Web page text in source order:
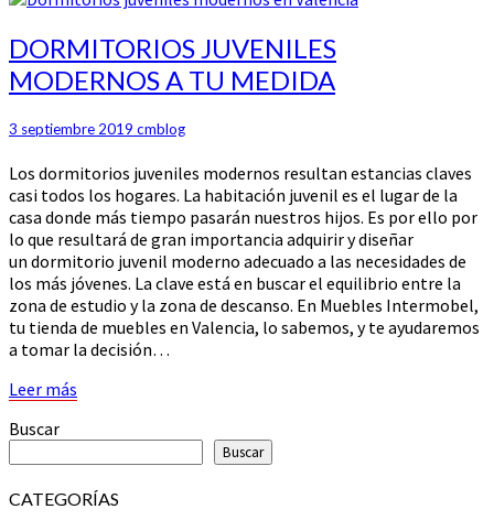
DORMITORIOS
JUVENILES
MODERNOS
TU
DORMITORIOS JUVENILES
MODERNOS A TU MEDIDA
3 septiembre 2019 cmblog
Los dormitorios juveniles modernos resultan estancias claves
casi todos los hogares. La habitación juvenil es el lugar de la
casa donde más tiempo pasarán nuestros hijos. Es por ello por
lo que resultará de gran importancia adquirir y diseñar
un dormitorio juvenil moderno adecuado a las necesidades de
los más jóvenes. La clave está en buscar el equilibrio entre la
zona de estudio y la zona de descanso. En Muebles Intermobel,
tu tienda de muebles en Valencia, lo sabemos, y te ayudaremos
a tomar la decisión…
Leer más
Buscar
Buscar
CATEGORÍAS